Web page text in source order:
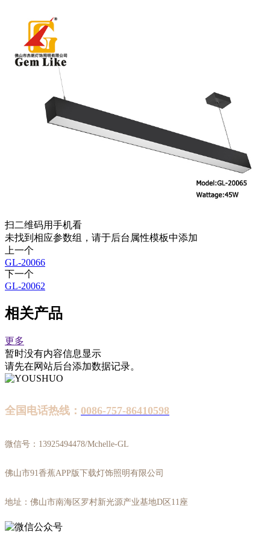
扫二维码用手机看
未找到相应参数组，请于后台属性模板中添加
上一个
GL-20066
下一个
GL-20062
相关产品
更多
暂时没有内容信息显示
请先在网站后台添加数据记录。
全国电话热线： 0086-757-86410598
微信号：13925494478/Mchelle-GL
佛山市91香蕉APP版下载灯饰照明有限公司
地址：佛山市南海区罗村新光源产业基地D区11座